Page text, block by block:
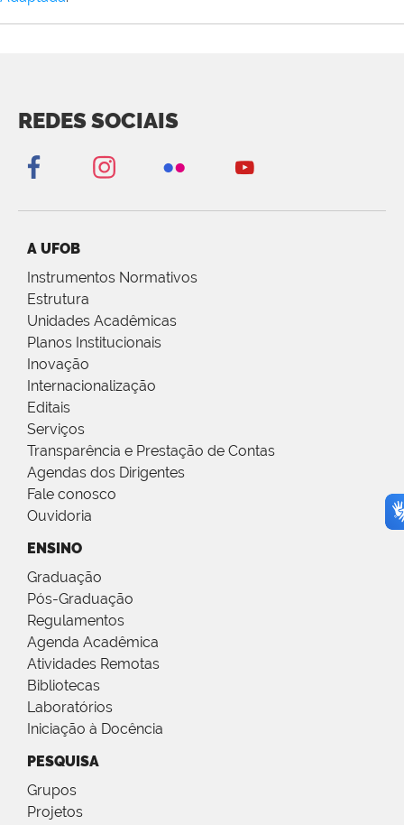
REDES SOCIAIS
A UFOB
Instrumentos Normativos
Estrutura
Unidades Acadêmicas
Planos Institucionais
Inovação
Internacionalização
Editais
Serviços
Transparência e Prestação de Contas
Agendas dos Dirigentes
Fale conosco
Ouvidoria
ENSINO
Graduação
Pós-Graduação
Regulamentos
Agenda Acadêmica
Atividades Remotas
Bibliotecas
Laboratórios
Iniciação à Docência
PESQUISA
Grupos
Projetos